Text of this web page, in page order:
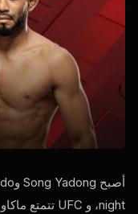
أصبح Song Yadong وDeiveson Figueiredo قريبين الآن
night، و UFC تتمتع